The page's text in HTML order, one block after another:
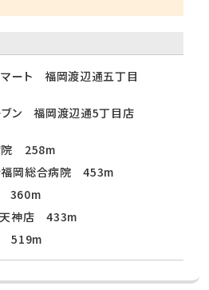
マート 福岡渡辺通五丁目
ブン 福岡渡辺通5丁目店
院 258m
福岡総合病院 453m
360m
天神店 433m
519m